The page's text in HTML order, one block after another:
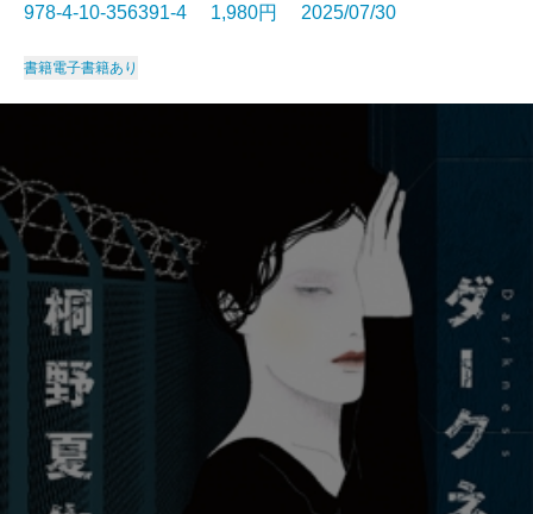
978-4-10-356391-4 1,980円 2025/07/30
書籍電子書籍あり